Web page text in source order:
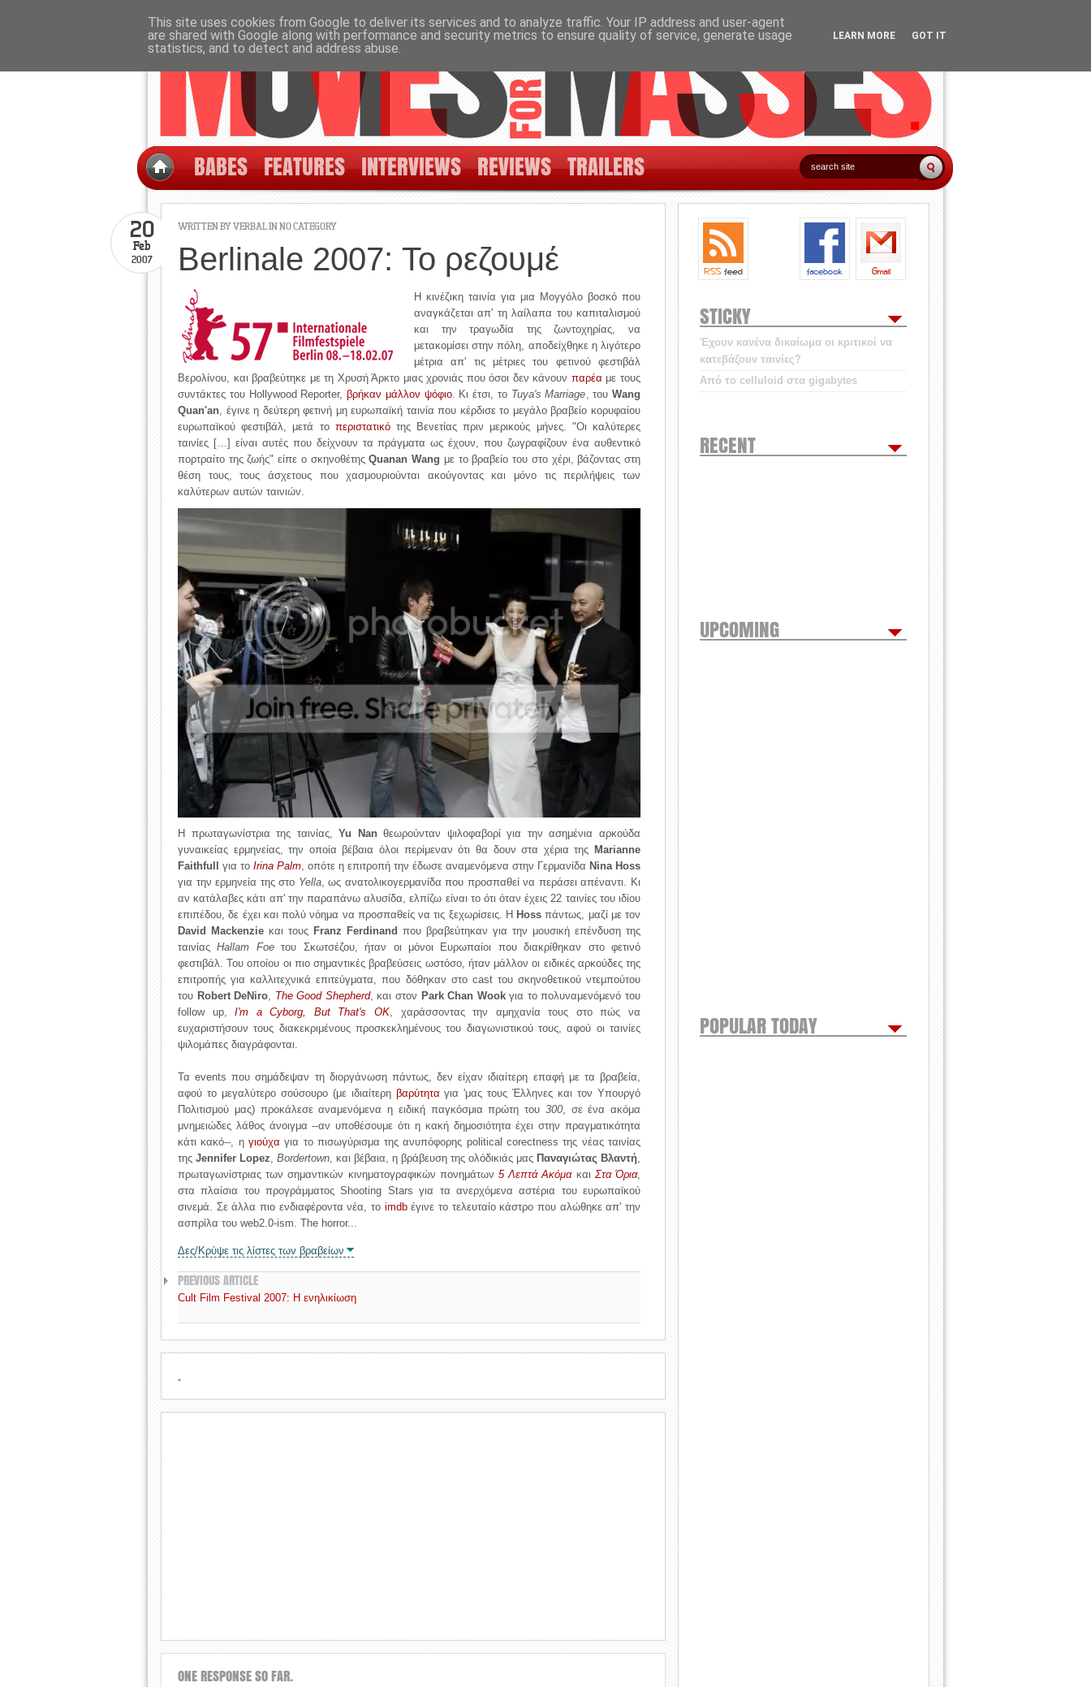
BABES FEATURES INTERVIEWS REVIEWS TRAILERS
WRITTEN BYVERBALIN NO CATEGORY
20
Feb
2007 Berlinale 2007: Το ρεζουμέ
Η κινέζικη ταινία για μια Μογγόλο βοσκό που
αναγκάζεται απ' τη λαίλαπα του καπιταλισμού
και την τραγωδία της ζωντοχηρίας, να
μετακομίσει στην πόλη, αποδείχθηκε η λιγότερο
μέτρια απ' τις μέτριες του φετινού φεστιβάλ
Βερολίνου, και βραβεύτηκε με τη Χρυσή Άρκτο μιας χρονιάς που όσοι δεν κάνουν παρέα με τους
συντάκτες του Hollywood Reporter,βρήκαν μάλλον ψόφιο. Κι έτσι, το Tuya's Marriage, τουWang
Quan'an, έγινε η δεύτερη φετινή μη ευρωπαϊκή ταινία που κέρδισε το μεγάλο βραβείο κορυφαίου
ευρωπαϊκού φεστιβάλ, μετά το περιστατικότης Βενετίας πριν μερικούς μήνες. "Οι καλύτερες
ταινίες […] είναι αυτές που δείχνουν τα πράγματα ως έχουν, που ζωγραφίζουν ένα αυθεντικό
πορτραίτο της ζωής" είπε ο σκηνοθέτηςQuanan Wang με το βραβείο του στο χέρι, βάζοντας στη
θέση τους, τους άσχετους που χασμουριούνται ακούγοντας και μόνο τις περιλήψεις των
καλύτερων αυτών ταινιών.
Η πρωταγωνίστρια της ταινίας,Yu Nanθεωρούνταν ψιλοφαβορί για την ασημένια αρκούδα
γυναικείας ερμηνείας, την οποία βέβαια όλοι περίμεναν ότι θα δουν στα χέρια της Marianne
Faithfull
για το Irina Palm, οπότε η επιτροπή την έδωσε αναμενόμενα στην Γερμανίδα Nina Hoss
για την ερμηνεία της στο Yella, ως ανατολικογερμανίδα που προσπαθεί να περάσει απέναντι. Κι
αν κατάλαβες κάτι απ' την παραπάνω αλυσίδα, ελπίζω είναι το ότι όταν έχεις 22 ταινίες του ιδίου
επιπέδου, δε έχει και πολύ νόημα να προσπαθείς να τις ξεχωρίσεις. Η Hoss πάντως, μαζί με τον
David Mackenzie και τους Franz Ferdinand που βραβεύτηκαν για την μουσική επένδυση της
ταινίαςHallam Foeτου Σκωτσέζου, ήταν οι μόνοι Ευρωπαίοι που διακρίθηκαν στο φετινό
φεστιβάλ. Του οποίου οι πιο σημαντικές βραβεύσεις ωστόσο, ήταν μάλλον οι ειδικές αρκούδες της
επιτροπής για καλλιτεχνικά επιτεύγματα, που δόθηκαν στο cast του σκηνοθετικού ντεμπούτου
του Robert DeNiro, The Good Shepherd, και στον Park Chan Wookγια το πολυναμενόμενό του
follow up,I'm a Cyborg, But That's OK, χαράσσοντας την αμηχανία τους στο πώς να
ευχαριστήσουν τους διακεκριμένους προσκεκλημένους του διαγωνιστικού τους, αφού οι ταινίες
ψιλομάπες διαγράφονται.
Τα events που σημάδεψαν τη διοργάνωση πάντως, δεν είχαν ιδιαίτερη επαφή με τα βραβεία,
αφού το μεγαλύτερο σούσουρο (με ιδιαίτερη βαρύτητα για 'μας τους Έλληνες και τον Υπουργό
Πολιτισμού μας) προκάλεσε αναμενόμενα η ειδική παγκόσμια πρώτη του 300, σε ένα ακόμα
μνημειώδες λάθος άνοιγμα --αν υποθέσουμε ότι η κακή δημοσιότητα έχει στην πραγματικότητα
κάτι κακό--, η γιούχα για το πισωγύρισμα της ανυπόφορης political corectness της νέας ταινίας
της Jennifer Lopez, Bordertown, και βέβαια, η βράβευση της ολόδικιάς μας Παναγιώτας Βλαντή,
πρωταγωνίστριας των σημαντικών κινηματογραφικών πονημάτων 5 Λεπτά Ακόμακαι Στα Όρια,
στα πλαίσια του προγράμματος Shooting Stars για τα ανερχόμενα αστέρια του ευρωπαϊκού
σινεμά. Σε άλλα πιο ενδιαφέροντα νέα, το imdbέγινε το τελευταίο κάστρο που αλώθηκε απ' την
ασπρίλα του web2.0-ism. The horror...
Δες/Κρύψε τις λίστες των βραβείων
PREVIOUS ARTICLE
Cult Film Festival 2007: Η ενηλικίωση
.
ONE RESPONSE SO FAR.
STICKY
Έχουν κανένα δικαίωμα οι κριτικοί να
κατεβάζουν ταινίες?
Από το celluloid στα gigabytes
RECENT
UPCOMING
POPULAR TODAY
This site uses cookies from Google to deliver its services and to analyze traffic. Your IP address and user-agent
are shared with Google along with performance and security metrics to ensure quality of service, generate usage
statistics, and to detect and address abuse.
LEARN MORE GOT IT